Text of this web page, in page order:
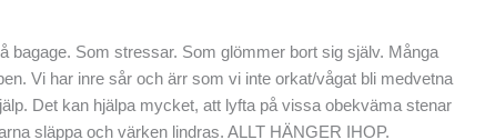
bagage. Som stressar. Som glömmer bort sig själv. Många
Vi har inre sår och ärr som vi inte orkat/vågat bli medvetna
Det kan hjälpa mycket, att lyfta på vissa obekväma stenar
släppa och värken lindras. ALLT HÄNGER IHOP.